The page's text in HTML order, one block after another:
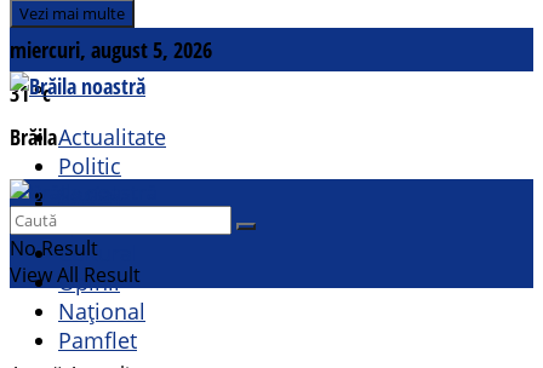
Vezi mai multe
miercuri, august 5, 2026
31°c
Brăila
Contact
Actualitate
Politic
Cultural
Opinii
Național
Pamflet
No Result
View All Result